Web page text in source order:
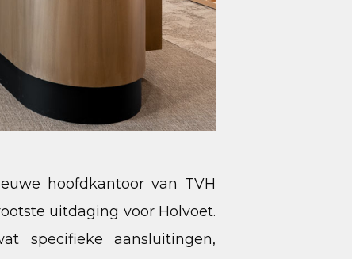
hoofdkantoor van TVH
uitdaging voor Holvoet.
specifieke aansluitingen,